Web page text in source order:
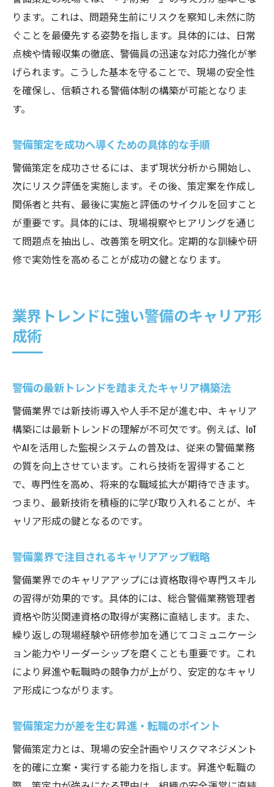
警備策定現場で進むデジタル化の実態
警備新技術で変わる業務策定のポイント
警備の資質向上を目指すための実践知識
警備員の資質向上に必要な実践知識とは
警備策定で重要視される資質向上の考え方
警備の資質評価基準と向上策を徹底解説
警備策定における資質改善のポイント
警備員の資質向上がもたらす業界の変化
今後の警備業界を見据えたキャリアアップ戦略
警備策定の進化とキャリアアップの関係性
警備業界の未来像を踏まえた成長戦略
警備会社で活躍するためのスキルアップ術
警備業界で長く働くためのキャリア戦略
ります。これは、問題発生前にリスクを察知し未然に防
ぐことを最優先する姿勢を指します。具体的には、日常
点検や情報収集の徹底、警備員の迅速な対応力強化が挙
げられます。こうした基本を守ることで、現場の安全性
を確保し、信頼される警備体制の構築が可能となりま
す。
警備策定を成功へ導くための具体的な手順
警備策定を成功させるには、まず現状分析から開始し、
次にリスク評価を実施します。その後、策定案を作成し
関係者と共有、最後に実施と評価のサイクルを回すこと
が重要です。具体的には、現場視察やヒアリングを通じ
て問題点を抽出し、改善策を明文化。定期的な訓練や研
修で実効性を高めることが成功の鍵となります。
業界トレンドに強い警備のキャリア形
成術
警備の最新トレンドを踏まえたキャリア構築法
警備業界では新技術導入や人手不足が進む中、キャリア
構築には最新トレンドの理解が不可欠です。例えば、IoT
やAIを活用した監視システムの普及は、従来の警備業務
の質を向上させています。これら技術を習得すること
で、専門性を高め、将来的な職域拡大が期待できます。
つまり、最新技術を積極的に学び取り入れることが、キ
ャリア形成の鍵となるのです。
警備業界で注目されるキャリアアップ戦略
警備業界でのキャリアアップには資格取得や専門スキル
の習得が効果的です。具体的には、総合警備業務管理者
資格や防災関連資格の取得が実務に直結します。また、
繰り返しの現場経験や研修参加を通じてコミュニケーシ
ョン能力やリーダーシップを磨くことも重要です。これ
により昇進や転職時の競争力が上がり、安定的なキャリ
ア形成につながります。
警備策定力が差を生む昇進・転職のポイント
警備策定力とは、現場の安全計画やリスクマネジメント
を的確に立案・実行する能力を指します。昇進や転職の